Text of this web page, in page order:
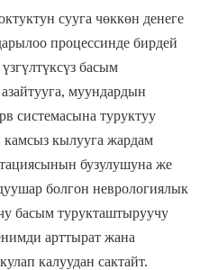
сууга чөккөн денеге
процессинде бирдей
басым
муундардын
системасына туруктуу
кылууга жардам
бузулушуна же
болгон неврологиялык
басым турукташтыруучу
арттырат жана
калуудан сактайт.